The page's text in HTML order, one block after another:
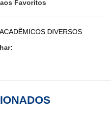
Favoritos
DIVERSOS